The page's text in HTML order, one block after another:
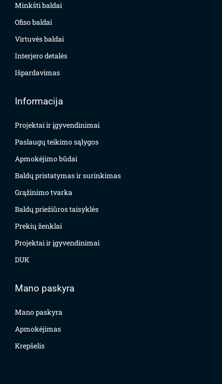
Minkšti baldai
Ofiso baldai
Virtuvės baldai
Interjero detalės
Išpardavimas
Informacija
Projektai ir įgyvendinimai
Paslaugų teikimo sąlygos
Apmokėjimo būdai
Baldų pristatymas ir surinkimas
Grąžinimo tvarka
Baldų priežiūros taisyklės
Prekių ženklai
Projektai ir įgyvendinimai
DUK
Mano paskyra
Mano paskyra
Apmokėjimas
Krepšelis